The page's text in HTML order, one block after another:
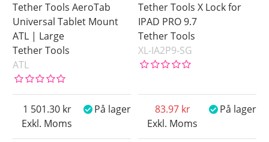
Tether Tools AeroTab
Universal Tablet Mount
ATL | Large
Tether Tools
ATL
Exkl. Moms
1 501.30 På lager
Tether Tools X Lock for
IPAD PRO 9.7
Tether Tools
XL-IA2P9-SG
Exkl. Moms
83.97 På lager